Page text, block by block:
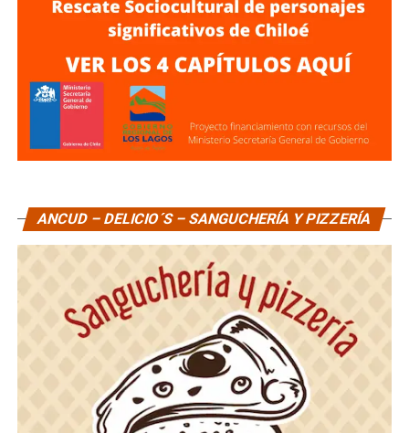
ANCUD – DELICIO´S – SANGUCHERÍA Y PIZZERÍA